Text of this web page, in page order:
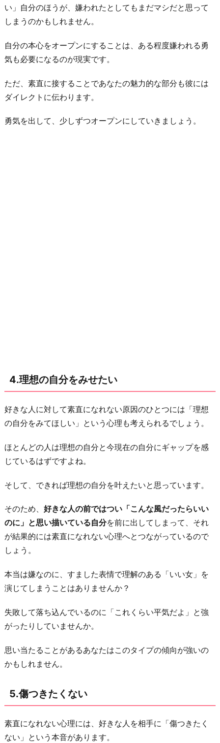
い」自分のほうが、嫌われたとしてもまだマシだと思って
しまうのかもしれません。
自分の本心をオープンにすることは、ある程度嫌われる勇
気も必要になるのが現実です。
ただ、素直に接することであなたの魅力的な部分も彼には
ダイレクトに伝わります。
勇気を出して、少しずつオープンにしていきましょう。
4.理想の自分をみせたい
好きな人に対して素直になれない原因のひとつには「理想
の自分をみてほしい」という心理も考えられるでしょう。
ほとんどの人は理想の自分と今現在の自分にギャップを感
じているはずですよね。
そして、できれば理想の自分を叶えたいと思っています。
そのため、 好きな人の前ではつい「こんな風だったらいい
のに」と思い描いている自分を前に出してしまって、それ
が結果的には素直になれない心理へとつながっているので
しょう。
本当は嫌なのに、すました表情で理解のある「いい女」を
演じてしまうことはありませんか？
失敗して落ち込んでいるのに「これくらい平気だよ」と強
がったりしていませんか。
思い当たることがあるあなたはこのタイプの傾向が強いの
かもしれません。
5.傷つきたくない
素直になれない心理には、好きな人を相手に「傷つきたく
ない」という本音があります。